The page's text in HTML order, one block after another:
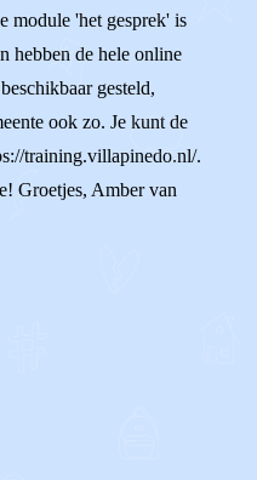
module 'het gesprek' is
hebben de hele online
gesteld,
ook zo. Je kunt de
training.villapinedo.nl/.
Groetjes, Amber van